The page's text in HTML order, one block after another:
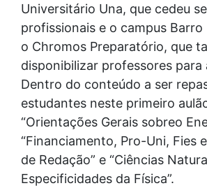
Universitário Una, que cedeu
profissionais e o campus Barro
o Chromos Preparatório, que
disponibilizar professores para
Dentro do conteúdo a ser
estudantes neste primeiro
“Orientações Gerais sobreo
“Financiamento, Pro-Uni, Fies e
de Redação” e “Ciências
Especificidades da Física”.